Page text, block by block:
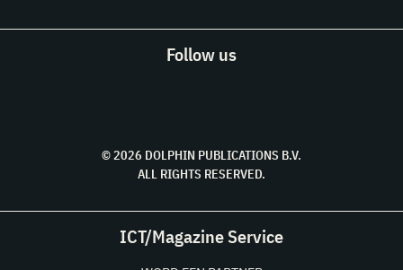
Follow us
© 2026 DOLPHIN PUBLICATIONS B.V.
ALL RIGHTS RESERVED.
ICT/Magazine Service